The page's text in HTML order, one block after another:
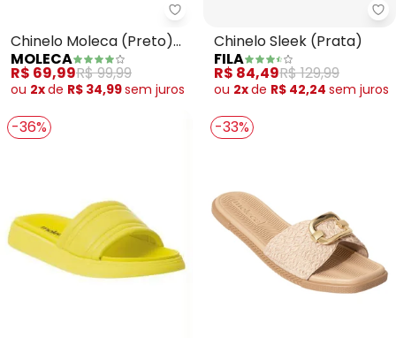
Moleca - Chinelo Moleca
Chinelo Moleca (Preto)
em Sintético
MOLECA
R$ 69,99R$ 99,99
ou 2xde R$ 34,99sem juros
Chinelo Sleek (Prata)
FILA
R$ 84,49R$ 129,99
ou 2xde R$ 42,24 sem juros
-36% -33%